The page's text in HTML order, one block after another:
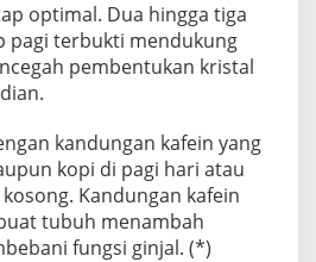
optimal. Dua hingga tiga
pagi terbukti mendukung
pembentukan kristal
kandungan kafein yang
kopi di pagi hari atau
Kandungan kafein
tubuh menambah
fungsi ginjal. (*)